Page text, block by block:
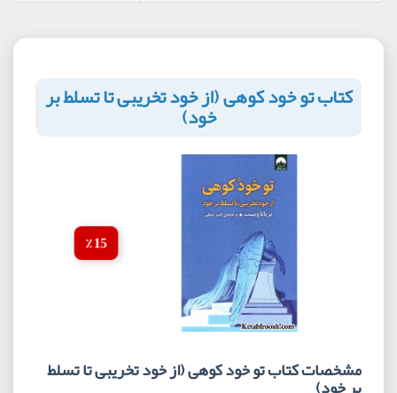
کتاب تو خود کوهی (از خود تخریبی تا تسلط بر
خود)
15 ٪
مشخصات کتاب تو خود کوهی (از خود تخریبی تا تسلط